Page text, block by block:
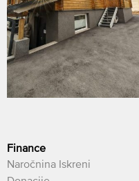
Finance
Naročnina Iskreni